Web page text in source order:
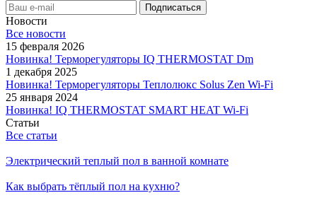
Новости
Все новости
15 февраля 2026
Новинка! Терморегуляторы IQ THERMOSTAT Dm
1 декабря 2025
Новинка! Терморегуляторы Теплолюкс Solus Zen Wi-Fi
25 января 2024
Новинка! IQ THERMOSTAT SMART HEAT Wi-Fi
Статьи
Все статьи
Электрический теплый пол в ванной комнате
Как выбрать тёплый пол на кухню?